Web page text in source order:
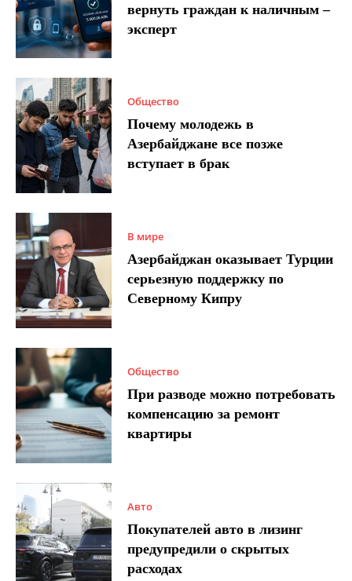
вернуть граждан к наличным –
эксперт
Общество
Почему молодежь в
Азербайджане все позже
вступает в брак
В мире
Азербайджан оказывает Турции
серьезную поддержку по
Северному Кипру
Общество
При разводе можно потребовать
компенсацию за ремонт
квартиры
Авто
Покупателей авто в лизинг
предупредили о скрытых
расходах